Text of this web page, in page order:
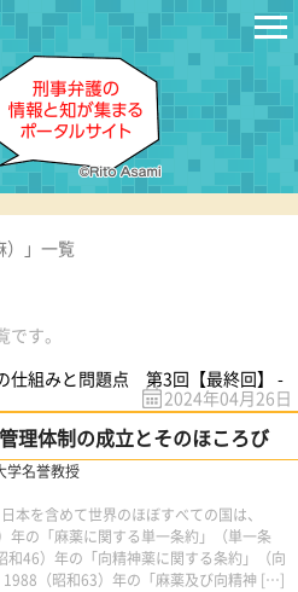
）」一覧
す。
仕組みと問題点 第3回【最終回】 -
2024年04月26日
理体制の成立とそのほころび
名誉教授
を含めて世界のほぼすべての国は、
年の「麻薬に関する単一条約」（単一条
和46）年の「向精神薬に関する条約」（向
1988（昭和63）年の「麻薬及び向精神 […]